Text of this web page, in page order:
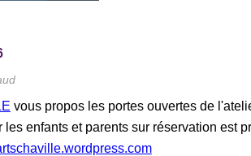
vous propos les portes ouvertes de
enfants et parents sur réservation est